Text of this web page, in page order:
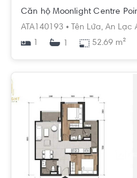
ATA140193 • Tên Lửa, An Lạc
1
1 52.69 m²